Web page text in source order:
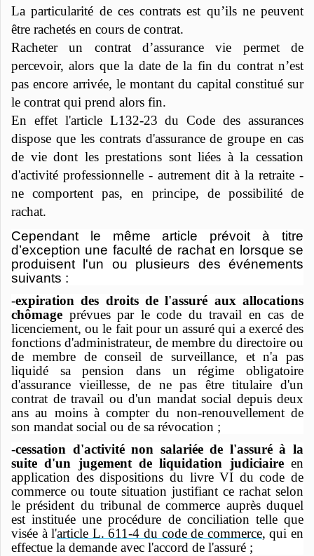
La particularité de ces contrats est qu’ils ne peuvent
être rachetés en cours de contrat.
Racheter un contrat d’assurance vie permet de
percevoir, alors que la date de la fin du contrat n’est
pas encore arrivée, le montant du capital constitué sur
le contrat qui prend alors fin.
En effet l'article L132-23 du Code des assurances
dispose que les contrats d'assurance de groupe en cas
de vie dont les prestations sont liées à la cessation
d'activité professionnelle - autrement dit à la retraite -
ne comportent pas, en principe, de possibilité de
rachat.
Cependant le même article prévoit à titre
d’exception une faculté de rachat en lorsque se
produisent l'un ou plusieurs des événements
suivants :
-expiration des droits de l'assuré aux allocations
chômage prévues par le code du travail en cas de
licenciement, ou le fait pour un assuré qui a exercé des
fonctions d'administrateur, de membre du directoire ou
de membre de conseil de surveillance, et n'a pas
liquidé sa pension dans un régime obligatoire
d'assurance vieillesse, de ne pas être titulaire d'un
contrat de travail ou d'un mandat social depuis deux
ans au moins à compter du non-renouvellement de
son mandat social ou de sa révocation ;
-cessation d'activité non salariée de l'assuré à la
suite d'un jugement de liquidation judiciaireen
application des dispositions du livre VI du code de
commerce ou toute situation justifiant ce rachat selon
le président du tribunal de commerce auprès duquel
est instituée une procédure de conciliation telle que
visée à l'article L. 611-4 du code de commerce, qui en
effectue la demande avec l'accord de l'assuré ;